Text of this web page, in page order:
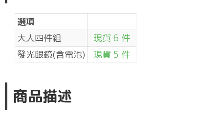
選項
大人四件組
現貨 6 件
發光眼鏡(含電池)
現貨 5 件
商品描述